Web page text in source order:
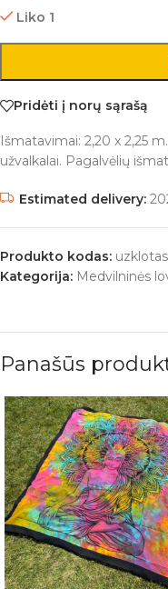
Liko 1
Pridėti į norų sąrašą
Išmatavimai: 2,20 x 2,25
užvalkalai. Pagalvėlių
Estimated delivery:
Produkto kodas:
Kategorija: Medvilninės
Panašūs